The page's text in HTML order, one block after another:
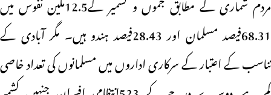
68.31فیصد مسلمان اور 28.43فیصد ہندو ہیں۔ مگر آبادی کے
تناسب کے اعتبار کے سرکاری اداروں میں مسلمانوں کی تعداد خاصی